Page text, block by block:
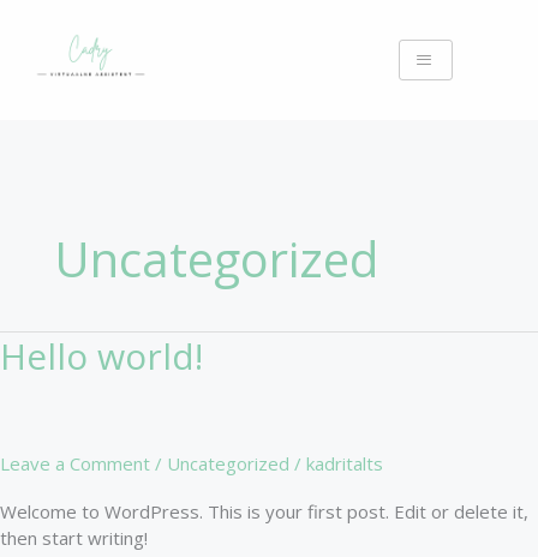
Uncategorized
Hello world!
Leave a Comment / Uncategorized / kadritalts
Welcome to WordPress. This is your first post. Edit or delete it,
then start writing!
Hello
world!